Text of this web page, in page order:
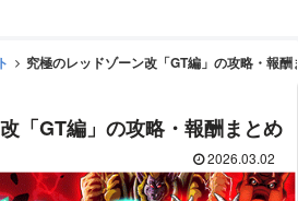
究極のレッドゾーン改「GT編」の攻略・報酬
「GT編」の攻略・報酬まとめ
2026.03.02